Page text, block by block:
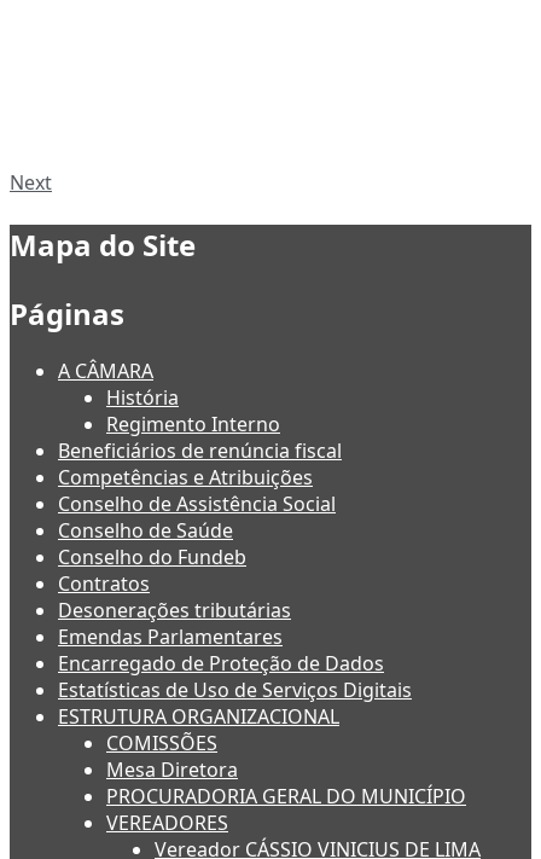
Next
Mapa do Site
Páginas
A CÂMARA
História
Regimento Interno
Beneficiários de renúncia fiscal
Competências e Atribuições
Conselho de Assistência Social
Conselho de Saúde
Conselho do Fundeb
Contratos
Desonerações tributárias
Emendas Parlamentares
Encarregado de Proteção de Dados
Estatísticas de Uso de Serviços Digitais
ESTRUTURA ORGANIZACIONAL
COMISSÕES
Mesa Diretora
PROCURADORIA GERAL DO MUNICÍPIO
VEREADORES
Vereador CÁSSIO VINICIUS DE LIMA